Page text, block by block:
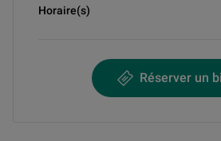
Horaire(s)
Réserver un